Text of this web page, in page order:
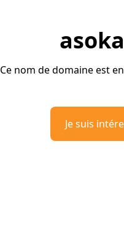
Ce nom de domaine est
Je suis